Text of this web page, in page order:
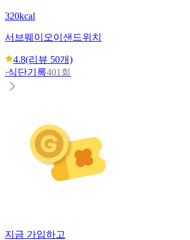
320kcal
서브웨이 오이샌드위치
4.8(리뷰 50개)
·식단기록401회
지금 가입하고